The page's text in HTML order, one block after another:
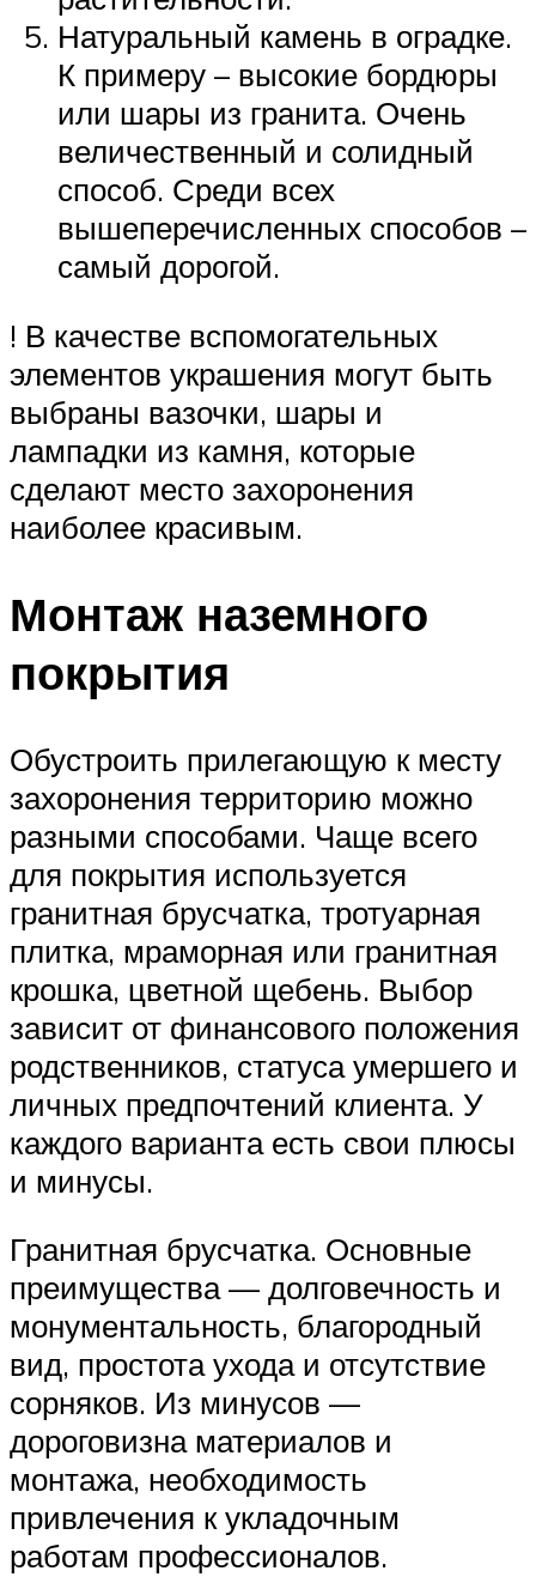
Натуральный камень в оградке.
К примеру – высокие бордюры
или шары из гранита. Очень
величественный и солидный
способ. Среди всех
вышеперечисленных способов –
самый дорогой.
! В качестве вспомогательных
элементов украшения могут быть
выбраны вазочки, шары и
лампадки из камня, которые
сделают место захоронения
наиболее красивым.
Монтаж наземного
покрытия
Обустроить прилегающую к месту
захоронения территорию можно
разными способами. Чаще всего
для покрытия используется
гранитная брусчатка, тротуарная
плитка, мраморная или гранитная
крошка, цветной щебень. Выбор
зависит от финансового положения
родственников, статуса умершего и
личных предпочтений клиента. У
каждого варианта есть свои плюсы
и минусы.
Гранитная брусчатка. Основные
преимущества — долговечность и
монументальность, благородный
вид, простота ухода и отсутствие
сорняков. Из минусов —
дороговизна материалов и
монтажа, необходимость
привлечения к укладочным
работам профессионалов.